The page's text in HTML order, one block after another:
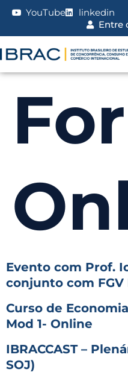
YouTube
linkedin
Entre
Evento com Prof.
conjunto com FGV
Curso de
Mod 1- Online
IBRACCAST –
SOJ)